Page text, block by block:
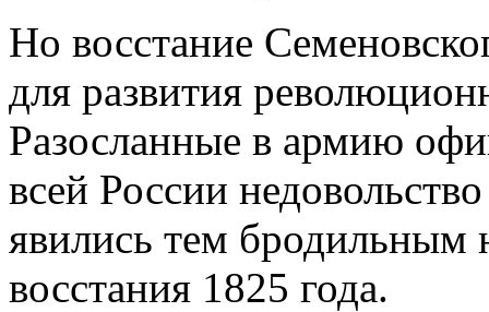
Но восстание
для развития
Разосланные в армию
всей России
явились тем бродильным
восстания 1825 года.